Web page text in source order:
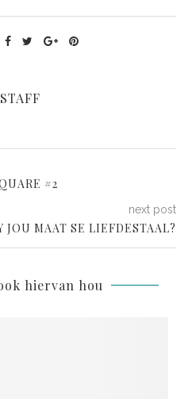
#2
next post
JOU MAAT SE LIEFDESTAAL?
hiervan hou